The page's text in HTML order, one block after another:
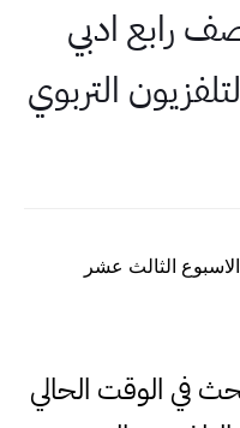
رابع ادبي
التربوي
الثالث عشر
في الوقت الحالي